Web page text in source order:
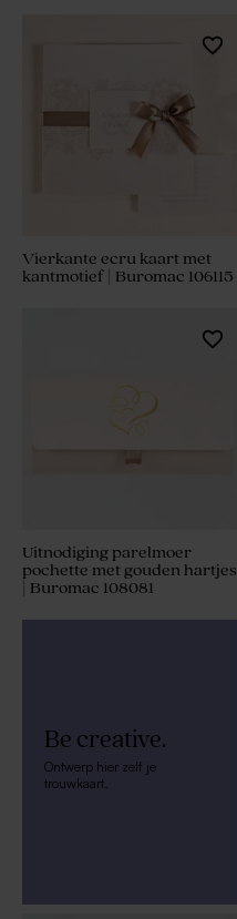
Be creative.
Ontwerp hier zelf je
trouwkaart.
Vierkante ecru kaart met
kantmotief | Buromac 106115
Uitnodiging parelmoer
pochette met gouden hartjes
| Buromac 108081